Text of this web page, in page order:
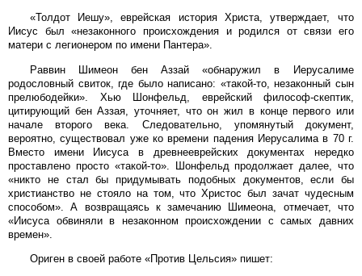
«Толдот Иешу», еврейская история Христа, утверждает, что
Иисус был «незаконного происхождения и родился от связи его
матери с легионером по имени Пантера».
Раввин Шимеон бен Аззай «обнаружил в Иерусалиме
родословный свиток, где было написано: «такой-то, незаконный сын
прелюбодейки». Хью Шонфельд, еврейский философ-скептик,
цитирующий бен Аззая, уточняет, что он жил в конце первого или
начале второго века. Следовательно, упомянутый документ,
вероятно, существовал уже ко времени падения Иерусалима в 70 г.
Вместо имени Иисуса в древнееврейских документах нередко
проставлено просто «такой-то». Шонфельд продолжает далее, что
«никто не стал бы придумывать подобных документов, если бы
христианство не стояло на том, что Христос был зачат чудесным
способом». А возвращаясь к замечанию Шимеона, отмечает, что
«Иисуса обвиняли в незаконном происхождении с самых давних
времен».
Ориген в своей работе «Против Цельсия» пишет: